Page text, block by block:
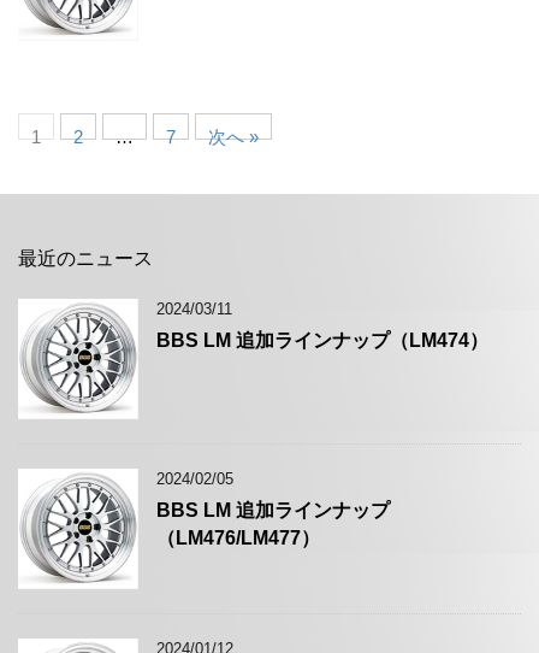
1 2 … 7 次へ »
最近のニュース
2024/03/11
BBS LM 追加ラインナップ（LM474）
2024/02/05
BBS LM 追加ラインナップ
（LM476/LM477）
2024/01/12